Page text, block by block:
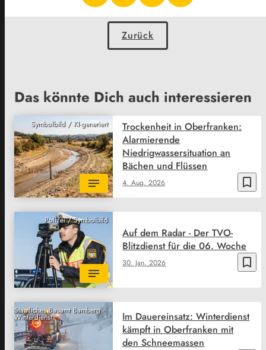
Zurück
Das könnte Dich auch interessieren
Symbolbild / KI-generiert
bookmark_border
4. Aug. 2026
Trockenheit in Oberfranken:
Alarmierende
Niedrigwassersituation an
Bächen und Flüssen
Polizei / Symbolbild
bookmark_border
30. Jan. 2026
Auf dem Radar - Der TVO-
Blitzdienst für die 06. Woche
Staatliches Bauamt Bamberg -
Winterdienst
Im Dauereinsatz: Winterdienst
kämpft in Oberfranken mit
den Schneemassen